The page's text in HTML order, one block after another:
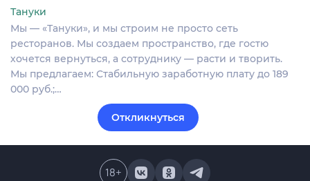
Тануки
Мы — «Тануки», и мы строим не просто сеть
ресторанов. Мы создаем пространство, где гостю
хочется вернуться, а сотруднику — расти и творить.
Мы предлагаем: Стабильную заработную плату до 189
000 руб.;…
Откликнуться
18+